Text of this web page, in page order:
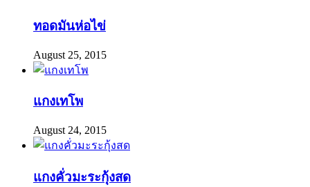
ทอดมันห่อไข่
August 25, 2015
แกงเทโพ
August 24, 2015
แกงคั่วมะระกุ้งสด